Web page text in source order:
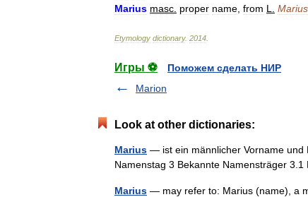
Marius masc proper name from L Marius
Etymology dictionary. 2014
Игры ⚽
Поможем сделать НИР
Marion
Look at other dictionaries:
Marius — ist ein männlicher Vorname und
Namenstag 3 Bekannte Namensträger
Marius — may refer to: Marius (name), a